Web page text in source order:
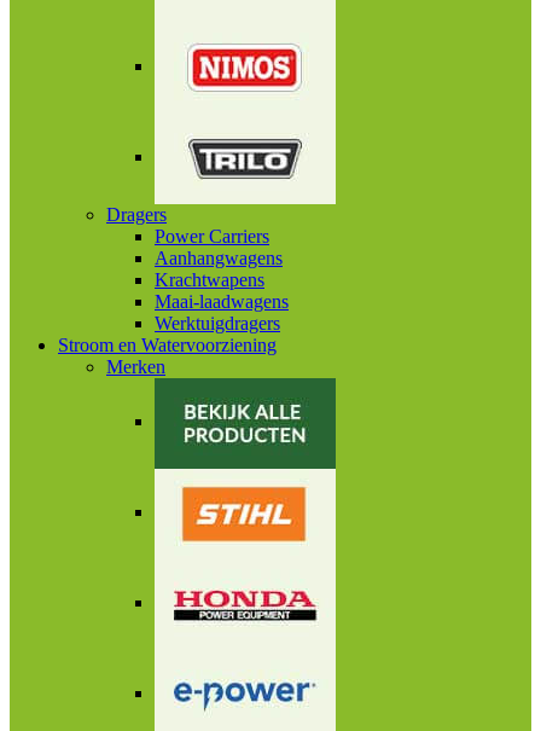
Dragers
Power Carriers
Aanhangwagens
Krachtwapens
Maai-laadwagens
Werktuigdragers
Stroom en Watervoorziening
Merken